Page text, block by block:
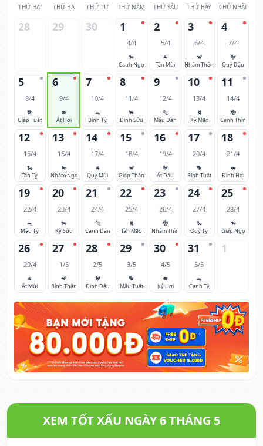
THỨ HAI THỨ BA THỨ TƯ THỨ NĂM THỨ SÁU THỨ BẢY CHỦ NHẬT
28 29 30 1
4/4
🐎
Canh Ngọ
2
5/4
🐐
Tân Mùi
3
6/4
🐒
Nhâm Thân
4
7/4
🐓
Quý Dậu
5
8/4
🐕
Giáp Tuất
6
9/4
🐖
Ất Hợi
7
10/4
🐀
Bính Tý
8
11/4
🐂
Đinh Sửu
9
12/4
🐅
Mậu Dần
10
13/4
🐈
Kỷ Mão
11
14/4
🐉
Canh Thìn
12
15/4
🐍
Tân Tỵ
13
16/4
🐎
Nhâm Ngọ
14
17/4
🐐
Quý Mùi
15
18/4
🐒
Giáp Thân
16
19/4
🐓
Ất Dậu
17
20/4
🐕
Bính Tuất
18
21/4
🐖
Đinh Hợi
19
22/4
🐀
Mậu Tý
20
23/4
🐂
Kỷ Sửu
21
24/4
🐅
Canh Dần
22
25/4
🐈
Tân Mão
23
26/4
🐉
Nhâm Thìn
24
27/4
🐍
Quý Tỵ
25
28/4
🐎
Giáp Ngọ
26
29/4
🐐
Ất Mùi
27
1/5
🐒
Bính Thân
28
2/5
🐓
Đinh Dậu
29
3/5
🐕
Mậu Tuất
30
4/5
🐖
Kỷ Hợi
31
5/5
🐀
Canh Tý
1
XEM TỐT XẤU NGÀY 6 THÁNG 5